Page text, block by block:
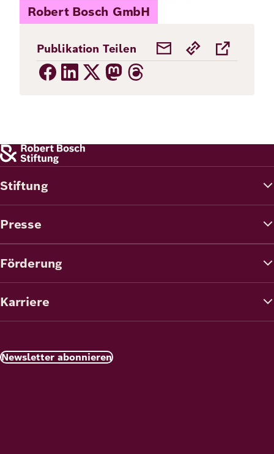
Robert Bosch GmbH
Publikation Teilen
Stiftung
Presse
Förderung
Karriere
Newsletter abonnieren